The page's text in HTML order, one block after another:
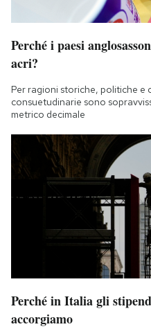
Perché i paesi
acri?
Per ragioni storiche, politiche e
consuetudinarie sono
metrico decimale
Perché in Italia gli
accorgiamo